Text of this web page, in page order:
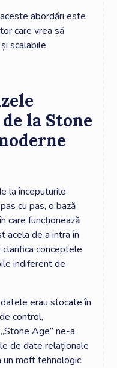
abordări este
care vrea să
scalabile
la Stone
la începuturile
cu pas, o bază
care funcționează
acela de a intra în
conceptele
indiferent de
erau stocate în
control,
Age” ne-a
de date relaționale
un moft tehnologic.